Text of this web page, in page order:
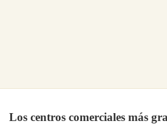
Los centros comerciales más